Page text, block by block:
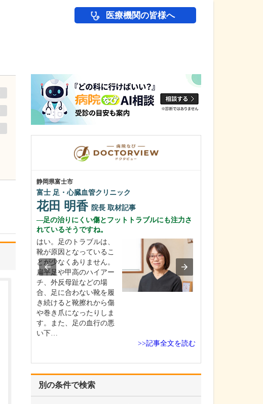
医療機関の皆様へ
別の条件で検索
静岡県富士市
富士 足・心臓血管クリニック
花田 明香 院長 取材記事
足の治りにくい傷とフットトラブルにも注力さ
れているそうですね。
はい。足のトラブルは、
靴が原因となっているこ
とが少なくありません。
扁平足や甲高のハイアー
チ、外反母趾などの場
合、足に合わない靴を履
き続けると靴擦れから傷
や巻き爪になったりしま
す。また、足の血行の悪
い下…
>>記事全文を読む
療が